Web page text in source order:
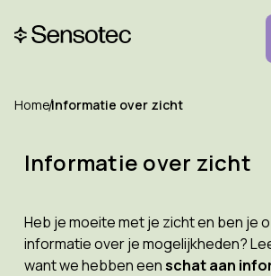
HomeInformatie over zicht
Informatie over zicht
Heb je moeite met je zicht en ben je
informatie over je mogelijkheden?
want we hebben eenschat aan